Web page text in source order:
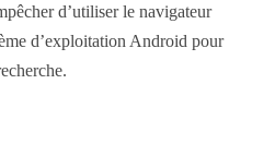
d’utiliser le navigateur
d’exploitation Android pour